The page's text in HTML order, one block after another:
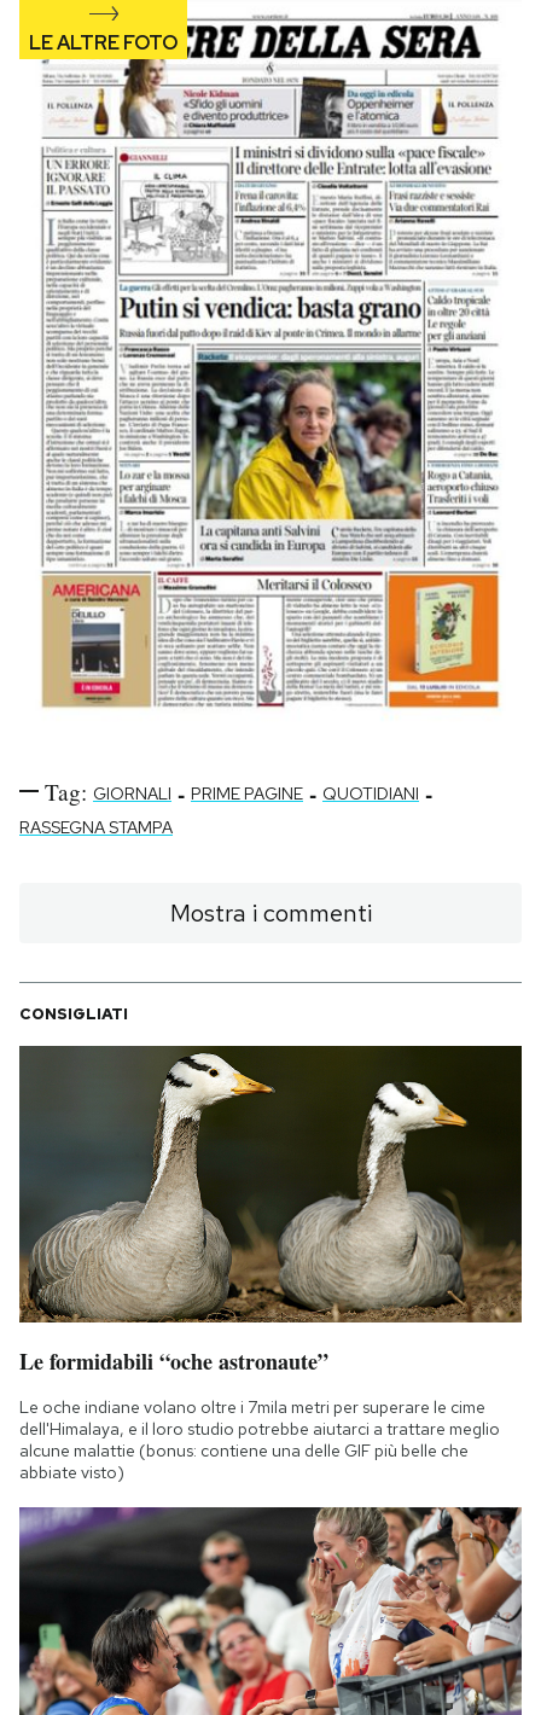
Tag: GIORNALI - PRIME PAGINE - QUOTIDIANI -
RASSEGNA STAMPA
Mostra i commenti
CONSIGLIATI
Le formidabili “oche astronaute”
Le oche indiane volano oltre i 7mila metri per superare le cime
dell'Himalaya, e il loro studio potrebbe aiutarci a trattare meglio
alcune malattie (bonus: contiene una delle GIF più belle che
abbiate visto)